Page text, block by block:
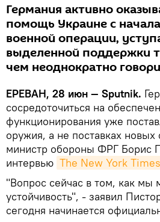
Германия активно
помощь Украине с
военной операции,
выделенной поддержки
чем неоднократно
ЕРЕВАН, 28 июн — Sputnik.
сосредоточиться на
функционирования уже
оружия, а не поставках новых
министр обороны ФРГ Борис
интервью The New York Times
"Вопрос сейчас в том, как мы
устойчивость", - заявил
сегодня начинается